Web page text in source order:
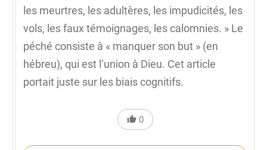
les meurtres, les adultères, les impudicités, les
vols, les faux témoignages, les calomnies. » Le
péché consiste à « manquer son but » (en
hébreu), qui est l’union à Dieu. Cet article
portait juste sur les biais cognitifs.
0